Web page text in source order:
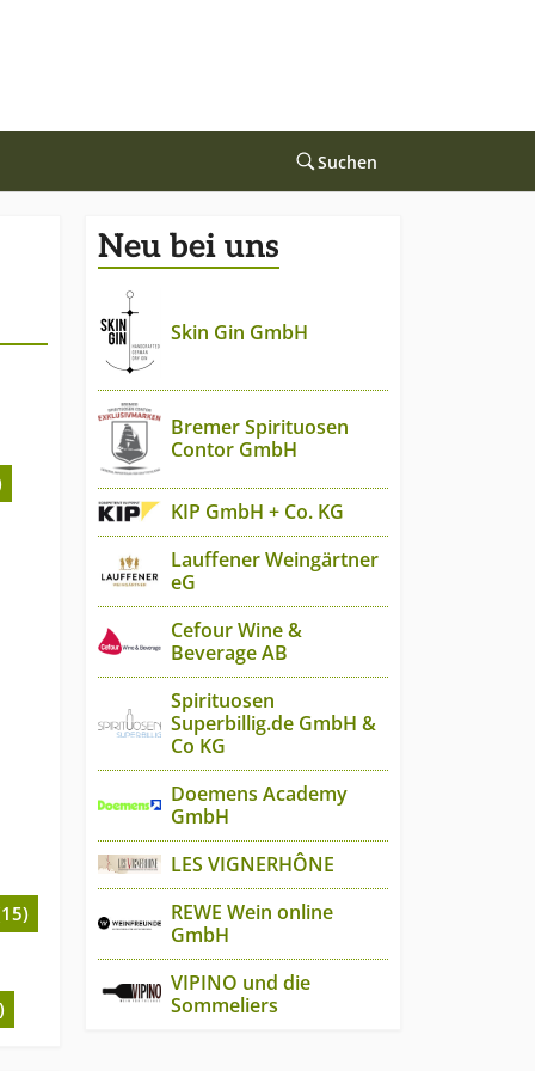
Suchen
Neu bei uns
Skin Gin GmbH
Bremer Spirituosen
Contor GmbH
KIP GmbH + Co. KG
Lauffener Weingärtner
eG
Cefour Wine &
Beverage AB
Spirituosen
Superbillig.de GmbH &
Co KG
Doemens Academy
GmbH
LES VIGNERHÔNE
REWE Wein online
GmbH
VIPINO und die
Sommeliers